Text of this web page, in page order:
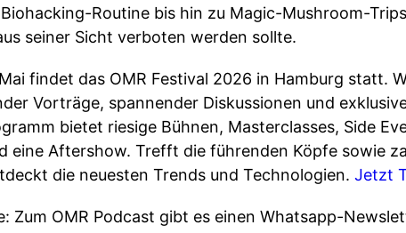
Routine bis hin zu Magic-Mushroom-
seiner Sicht verboten werden sollte.
findet das OMR Festival 2026 in Hamburg statt.
Vorträge, spannender Diskussionen und
bietet riesige Bühnen, Masterclasses, Side
eine Aftershow. Trefft die führenden Köpfe sowie
die neuesten Trends und Technologien. Jetzt
Zum OMR Podcast gibt es einen Whatsapp-